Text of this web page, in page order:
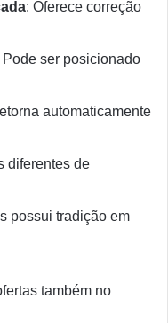
: Oferece correção
Pode ser posicionado
automaticamente
diferentes de
possui tradição em
também no